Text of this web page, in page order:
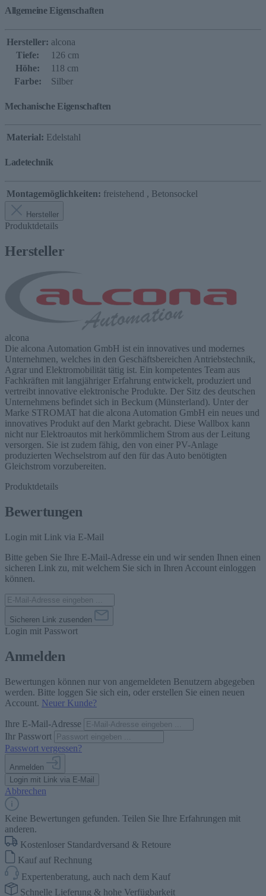
Allgemeine Eigenschaften
Hersteller: alcona
Tiefe:
126 cm
Höhe:
118 cm
Farbe:
Silber
Mechanische Eigenschaften
Material: Edelstahl
Ladetechnik
Montagemöglichkeiten: freistehend , Betonsockel
Hersteller
Produktdetails
Hersteller
alcona
Die alcona Automation GmbH ist ein innovatives und modernes
Unternehmen, welches in den Geschäftsbereichen Antriebstechnik,
Agrar und Elektromobilität tätig ist. Ein kompetentes Team aus
Fachkräften mit langjähriger Erfahrung entwickelt, produziert und
vertreibt innovative elektronische Produkte. Der Sitz des deutschen
Unternehmens befindet sich in Beckum (Münsterland). Unter der
Marke STROMAT hat die alcona Automation GmbH ein neues und
innovatives Produkt auf den Markt gebracht. Diese Wallbox kann
nicht nur Elektroautos mit herkömmlichem Strom aus der Leitung
versorgen. Sie ist zudem fähig, den von einer PV-Anlage
produzierten Wechselstrom auf den für das Auto benötigten
Gleichstrom vorzubereiten.
Produktdetails
Bewertungen
Login mit Link via E-Mail
Bitte geben Sie Ihre E-Mail-Adresse ein und wir senden Ihnen einen
sicheren Link zu, mit welchem Sie sich in Ihren Account einloggen
können.
Sicheren Link zusenden
Login mit Passwort
Anmelden
Bewertungen können nur von angemeldeten Benutzern abgegeben
werden. Bitte loggen Sie sich ein, oder erstellen Sie einen neuen
Account. Neuer Kunde?
Ihre E-Mail-Adresse
Ihr Passwort
Passwort vergessen?
Anmelden
Login mit Link via E-Mail
Abbrechen
Keine Bewertungen gefunden. Teilen Sie Ihre Erfahrungen mit
anderen.
Kostenloser Standardversand & Retoure
Kauf auf Rechnung
Expertenberatung, auch nach dem Kauf
Schnelle Lieferung & hohe Verfügbarkeit